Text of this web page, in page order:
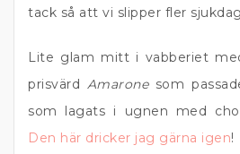
tack så att vi slipper fler
Lite glam mitt i vabberiet
prisvärd Amaronesom
som lagats i ugnen med
Den här dricker jag gärna igen!